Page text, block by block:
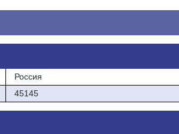
Россия
45145